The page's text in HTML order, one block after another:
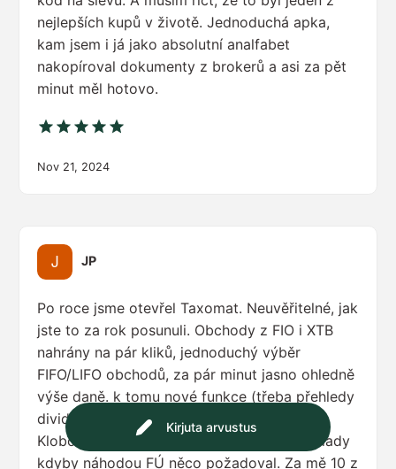
Kirjuta arvustus
nejlepších kupů v životě. Jednoduchá apka,
kam jsem i já jako absolutní analfabet
nakopíroval dokumenty z brokerů a asi za pět
minut měl hotovo.
Nov 21, 2024
JP
Po roce jsme otevřel Taxomat. Neuvěřitelné, jak
jste to za rok posunuli. Obchody z FIO i XTB
nahrány na pár kliků, jednoduchý výběr
FIFO/LIFO obchodů, za pár minut jasno ohledně
výše daně. k tomu nové funkce (třeba přehledy
dividend .. krása) a fíčury jako heatmap.
Klobouk dolů! A hlavně klid a hotové podklady
kdyby náhodou FÚ něco požadoval. Za mě 10 z